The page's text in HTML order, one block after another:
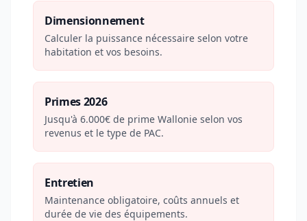
Dimensionnement
Calculer la puissance nécessaire selon votre
habitation et vos besoins.
Primes 2026
Jusqu'à 6.000€ de prime Wallonie selon vos
revenus et le type de PAC.
Entretien
Maintenance obligatoire, coûts annuels et
durée de vie des équipements.